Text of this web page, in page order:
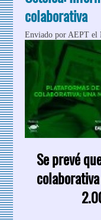
colaborativa
Enviado porAEPT el
Se prevé